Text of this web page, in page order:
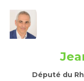
Député du